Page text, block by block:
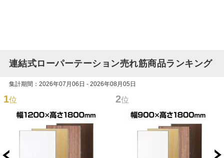
連結式ローパーテーション売れ筋商品ランキング
集計期間：2026年07月06日 - 2026年08月05日
1位 2位